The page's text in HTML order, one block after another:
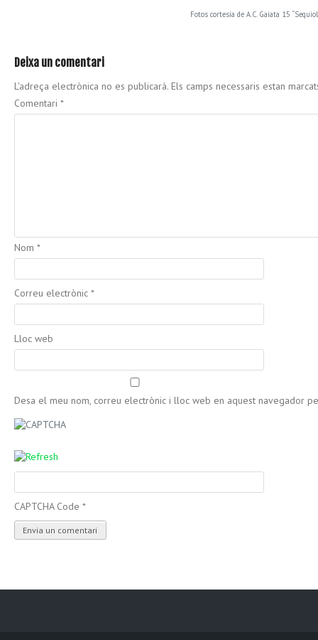
Fotos cortesía de A.C. Gaiata 15
Deixa un comentari
L'adreça electrònica no es publicarà. Els camps necessaris estan
Comentari *
Nom *
Correu electrònic *
Lloc web
Desa el meu nom, correu electrònic i lloc web en aquest navegador
CAPTCHA Code *